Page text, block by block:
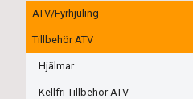
ATV/Fyrhjuling
Tillbehör ATV
Hjälmar
Kellfri Tillbehör ATV